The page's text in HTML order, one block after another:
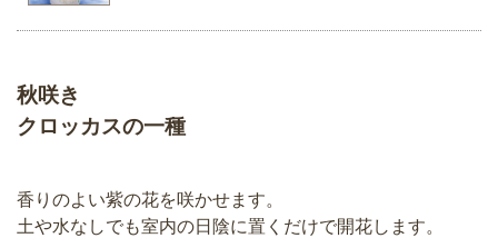
秋咲き
クロッカスの一種
香りのよい紫の花を咲かせます。
土や水なしでも室内の日陰に置くだけで開花します。